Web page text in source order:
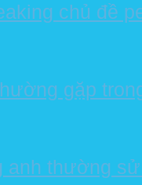
chủ đề
gặp
anh thường